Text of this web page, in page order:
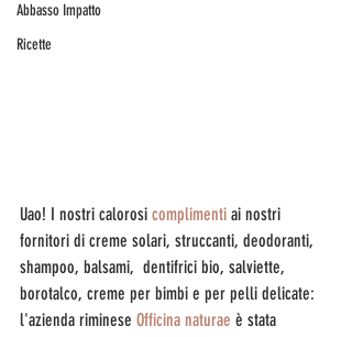
Abbasso Impatto
Ricette
Uao! I nostri calorosi complimenti ai nostri
fornitori di creme solari, struccanti, deodoranti,
shampoo, balsami,  dentifrici bio, salviette,
borotalco, creme per bimbi e per pelli delicate:
l'azienda riminese Officina naturae è stata